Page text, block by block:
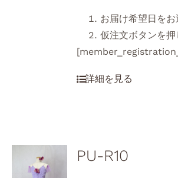
お届け希望日を
仮注文ボタンを
PU-R10